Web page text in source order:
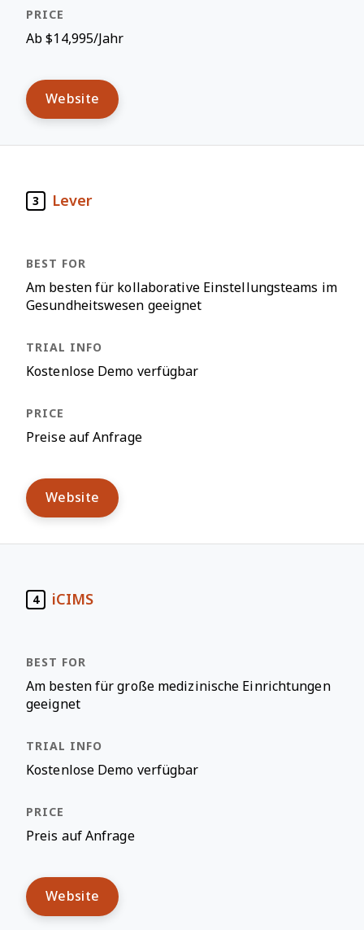
Ab $14,995/Jahr
Website
3 Lever
Am besten für kollaborative Einstellungsteams im
Gesundheitswesen geeignet
Kostenlose Demo verfügbar
Preise auf Anfrage
Website
4 iCIMS
Am besten für große medizinische Einrichtungen
geeignet
Kostenlose Demo verfügbar
Preis auf Anfrage
Website